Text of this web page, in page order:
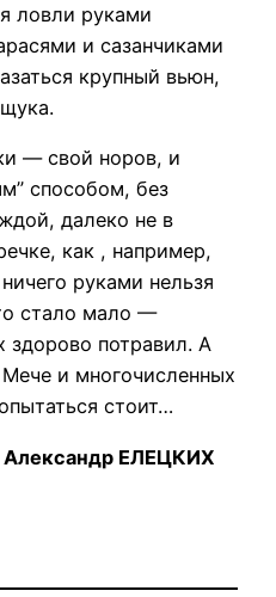
ловли руками
и сазанчиками
крупный вьюн,
норов, и
способом, без
далеко не в
как , например,
руками нельзя
стало мало —
здорово потравил. А
и многочисленных
стоит…
ЕЛЕЦКИХ